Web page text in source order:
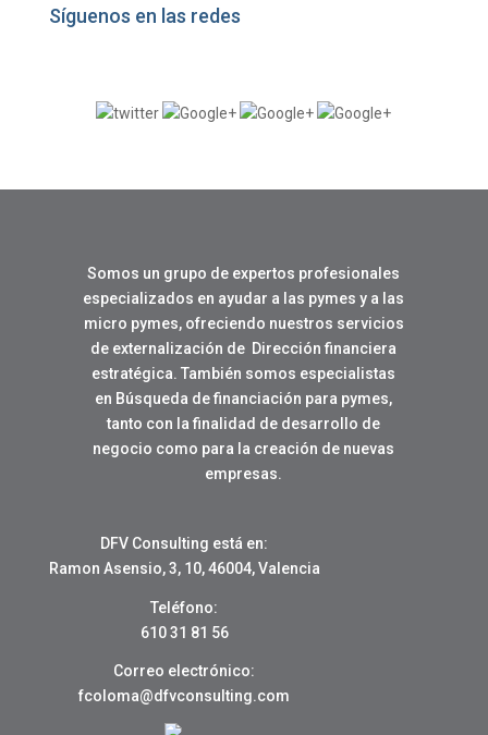
Síguenos en las redes
Somos un grupo de expertos profesionales
especializados en ayudar a las pymes y a las
micro pymes, ofreciendo nuestros servicios
de externalización de Dirección financiera
estratégica. También somos especialistas
en Búsqueda de financiación para pymes,
tanto con la finalidad de desarrollo de
negocio como para la creación de nuevas
empresas.
DFV Consulting está en:
Ramon Asensio, 3, 10, 46004, Valencia
Teléfono:
610 31 81 56
Correo electrónico:
fcoloma@dfvconsulting.com